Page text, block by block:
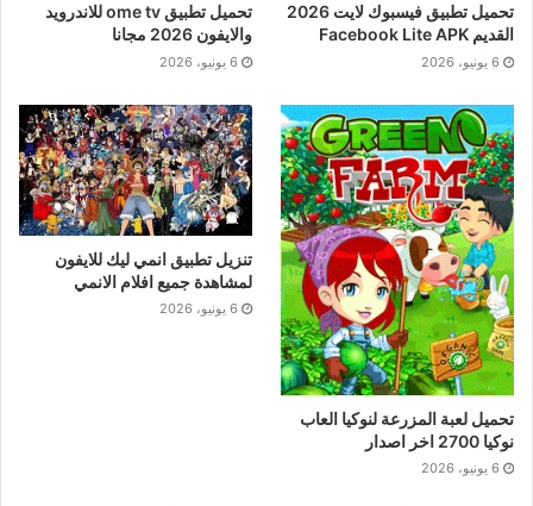
تحميل تطبيق فيسبوك لايت 2026
القديم Facebook Lite APK
6 يونيو، 2026
تحميل تطبيق ome tv للاندرويد
والايفون 2026 مجانا
6 يونيو، 2026
تحميل لعبة المزرعة لنوكيا العاب
نوكيا 2700 اخر اصدار
6 يونيو، 2026
تنزيل تطبيق انمي ليك للايفون
لمشاهدة جميع افلام الانمي
6 يونيو، 2026